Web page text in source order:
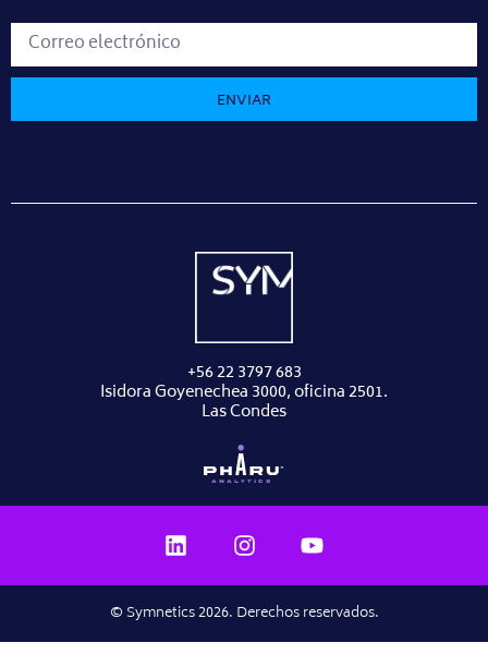
ENVIAR
+56 22 3797 683
Isidora Goyenechea 3000, oficina 2501.
Las Condes
© Symnetics 2026. Derechos reservados.